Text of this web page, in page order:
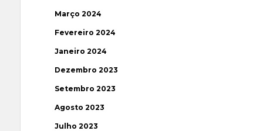
Março 2024
Fevereiro 2024
Janeiro 2024
Dezembro 2023
Setembro 2023
Agosto 2023
Julho 2023